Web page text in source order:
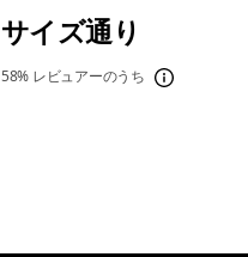
サイズ通り
58% レビュアーのうち